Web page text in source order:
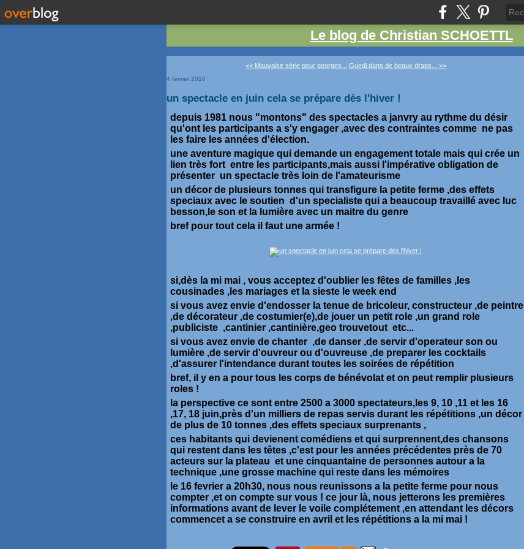
Le blog de Christian SCHOETTL
<< Mauvaise série pour georges... Guedj dans de beaux draps... >>
4 février 2016
un spectacle en juin cela se prépare dès l'hiver !
depuis 1981 nous "montons" des spectacles a janvry au rythme du désir
qu'ont les participants a s'y engager ,avec des contraintes comme ne pas
les faire les années d'élection.
une aventure magique qui demande un engagement totale mais qui crée un
lien très fort entre les participants,mais aussi l'impérative obligation de
présenter un spectacle très loin de l'amateurisme
un décor de plusieurs tonnes qui transfigure la petite ferme ,des effets
speciaux avec le soutien d'un specialiste qui a beaucoup travaillé avec luc
besson,le son et la lumière avec un maitre du genre
bref pour tout cela il faut une armée !
si,dès la mi mai , vous acceptez d'oublier les fêtes de familles ,les
cousinades ,les mariages et la sieste le week end
si vous avez envie d'endosser la tenue de bricoleur, constructeur ,de peintre
,de décorateur ,de costumier(e),de jouer un petit role ,un grand role
,publiciste ,cantinier ,cantinière,geo trouvetout etc...
si vous avez envie de chanter ,de danser ,de servir d'operateur son ou
lumière ,de servir d'ouvreur ou d'ouvreuse ,de preparer les cocktails
,d'assurer l'intendance durant toutes les soirées de répétition
bref, il y en a pour tous les corps de bénévolat et on peut remplir plusieurs
roles !
la perspective ce sont entre 2500 a 3000 spectateurs,les 9, 10 ,11 et les 16
,17, 18 juin,près d'un milliers de repas servis durant les répétitions ,un décor
de plus de 10 tonnes ,des effets speciaux surprenants ,
ces habitants qui devienent comédiens et qui surprennent,des chansons
qui restent dans les têtes ,c'est pour les années précédentes près de 70
acteurs sur la plateau et une cinquantaine de personnes autour a la
technique ,une grosse machine qui reste dans les mémoires
le 16 fevrier a 20h30, nous nous reunissons a la petite ferme pour nous
compter ,et on compte sur vous ! ce jour là, nous jetterons les premières
informations avant de lever le voile complétement ,en attendant les décors
commencet a se construire en avril et les répétitions a la mi mai !